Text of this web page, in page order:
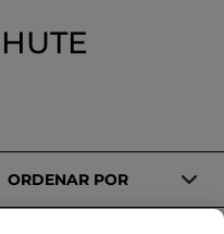
ORDENAR POR